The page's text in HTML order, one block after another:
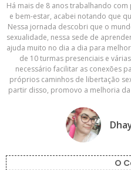
Há mais de 8 anos trabalhando
e bem-estar, acabei notando que
Nessa jornada descobri que o
sexualidade, nessa sede de
ajuda muito no dia a dia para
de 10 turmas presenciais e
necessário facilitar as conexões
próprios caminhos de libertação
partir disso, promovo a melhoria
O